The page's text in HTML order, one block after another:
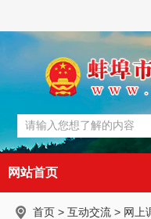
网站首页
首页 > 互动交流 > 网上